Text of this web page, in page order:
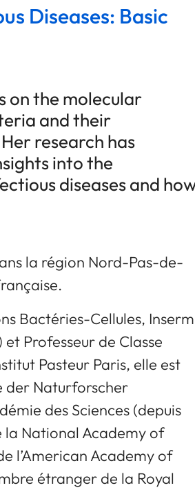
Diseases: Basic
on the molecular
and their
research has
into the
diseases and
la région Nord-Pas-de-
Bactéries-Cellules, Inserm
et Professeur de Classe
Pasteur Paris, elle est
der Naturforscher
des Sciences (depuis
la National Academy of
l’American Academy of
étranger de la Royal